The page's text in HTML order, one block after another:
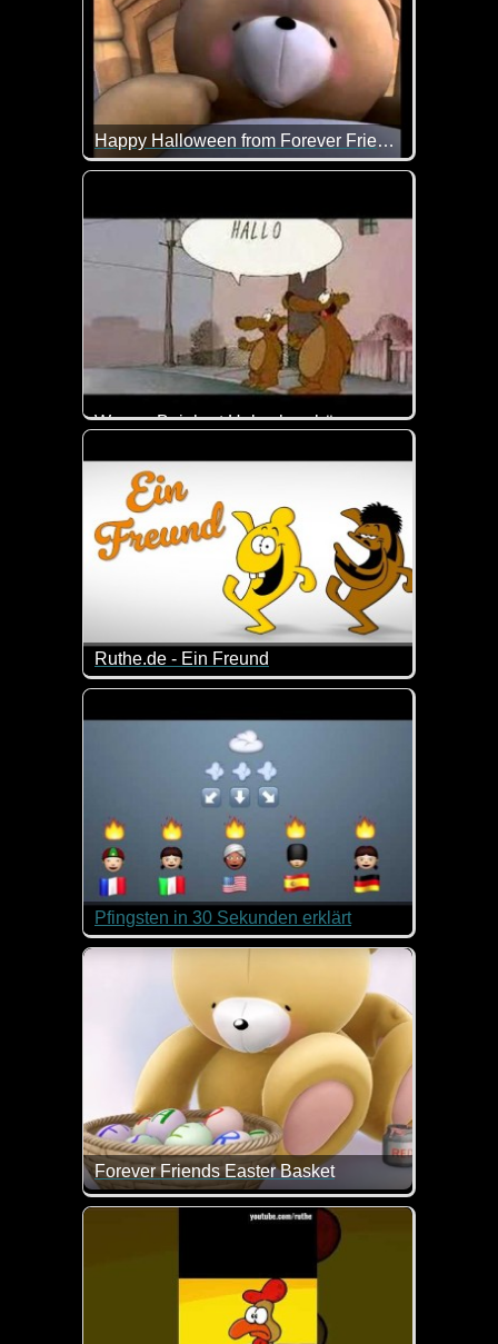
Happy Halloween from Forever Friends
Hoffentlich musst du dich in der Halloween-Nacht
Werner Beinhart Hubschraubär
Ruthe.de - Ein Freund
Eine Hymne auf die Freundschaft, dargeboten
Pfingsten in 30 Sekunden erklärt
Was feiern wir Christen an Pfingsten? Dieses
Forever Friends Easter Basket
Einen schönen Ostermontag wünschen dir das